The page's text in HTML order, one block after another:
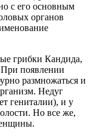
с его основным
органов
грибки Кандида,
появлении
размножаться и
Недуг
гениталии), и у
Но все же,